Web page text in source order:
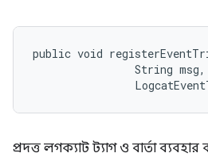
public void
                String msg,
প্রদত্ত লগক্যাট ট্যাগ ও বার্তা